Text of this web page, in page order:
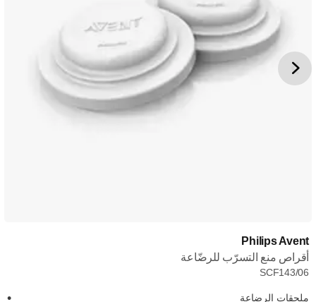
Philips Avent
أقراص منع التسرّب للرضّاعة
SCF143/06
ملحقات الرضاعة